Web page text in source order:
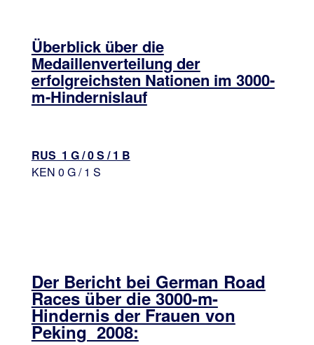
Überblick über die
Medaillenverteilung der
erfolgreichsten Nationen im 3000-
m-Hindernislauf
RUS 1 G / 0 S / 1 B
KEN 0 G / 1 S
Der Bericht bei German Road
Races über die 3000-m-
Hindernis der Frauen von
Peking 2008: